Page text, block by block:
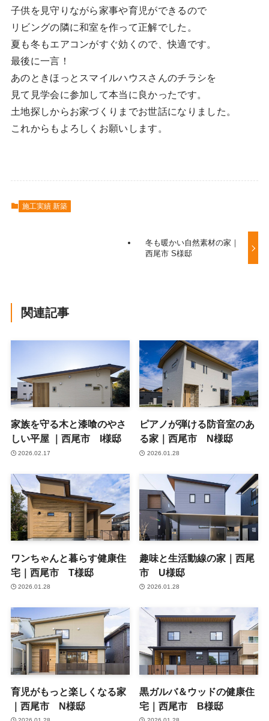
子供を見守りながら家事や育児ができるので
リビングの隣に和室を作って正解でした。
夏も冬もエアコンがすぐ効くので、快適です。
最後に一言！
あのときほっとスマイルハウスさんのチラシを
見て見学会に参加して本当に良かったです。
土地探しからお家づくりまでお世話になりました。
これからもよろしくお願いします。
施工実績 新築
冬も暖かい自然素材の家｜
西尾市 S様邸
関連記事
家族を守る木と漆喰のやさ
しい平屋 ｜西尾市 I様邸
2026.02.17
ピアノが弾ける防音室のあ
る家｜西尾市 N様邸
2026.01.28
ワンちゃんと暮らす健康住
宅｜西尾市 T様邸
2026.01.28
趣味と生活動線の家｜西尾
市 U様邸
2026.01.28
育児がもっと楽しくなる家
｜西尾市 N様邸
黒ガルバ＆ウッドの健康住
宅｜西尾市 B様邸